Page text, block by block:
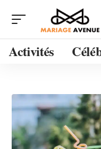
Activités